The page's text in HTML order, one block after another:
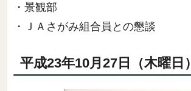
・景観部
・ＪＡさがみ組合員との懇談
平成23年10月27日（木曜日）